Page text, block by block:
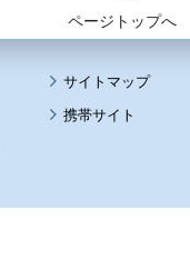
ページトップへ
サイトマップ
携帯サイト